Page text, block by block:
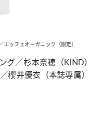
ッフェオーガニック（限定）
／杉本奈穂（KIND）
櫻井優衣（本誌専属）